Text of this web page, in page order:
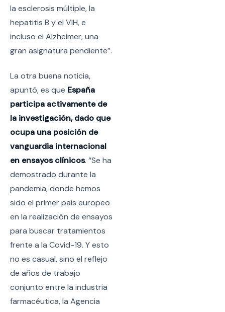
la esclerosis múltiple, la
hepatitis B y el VIH, e
incluso el Alzheimer, una
gran asignatura pendiente”.
La otra buena noticia,
apuntó, es que España
participa activamente de
la investigación, dado que
ocupa una posición de
vanguardia internacional
en ensayos clínicos. “Se ha
demostrado durante la
pandemia, donde hemos
sido el primer país europeo
en la realización de ensayos
para buscar tratamientos
frente a la Covid-19. Y esto
no es casual, sino el reflejo
de años de trabajo
conjunto entre la industria
farmacéutica, la Agencia